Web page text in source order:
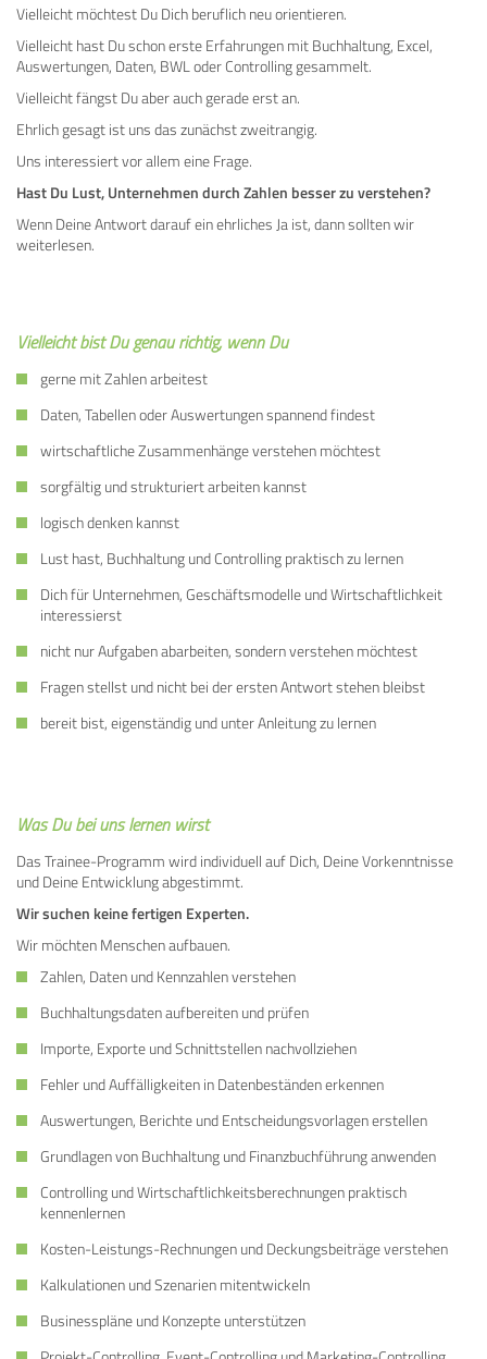
Vielleicht möchtest Du Dich beruflich neu orientieren.
Vielleicht hast Du schon erste Erfahrungen mit Buchhaltung, Excel,
Auswertungen, Daten, BWL oder Controlling gesammelt.
Vielleicht fängst Du aber auch gerade erst an.
Ehrlich gesagt ist uns das zunächst zweitrangig.
Uns interessiert vor allem eine Frage.
Hast Du Lust, Unternehmen durch Zahlen besser zu verstehen?
Wenn Deine Antwort darauf ein ehrliches Ja ist, dann sollten wir
weiterlesen.
Vielleicht bist Du genau richtig, wenn Du
gerne mit Zahlen arbeitest
Daten, Tabellen oder Auswertungen spannend findest
wirtschaftliche Zusammenhänge verstehen möchtest
sorgfältig und strukturiert arbeiten kannst
logisch denken kannst
Lust hast, Buchhaltung und Controlling praktisch zu lernen
Dich für Unternehmen, Geschäftsmodelle und Wirtschaftlichkeit
interessierst
nicht nur Aufgaben abarbeiten, sondern verstehen möchtest
Fragen stellst und nicht bei der ersten Antwort stehen bleibst
bereit bist, eigenständig und unter Anleitung zu lernen
Was Du bei uns lernen wirst
Das Trainee-Programm wird individuell auf Dich, Deine Vorkenntnisse
und Deine Entwicklung abgestimmt.
Wir suchen keine fertigen Experten.
Wir möchten Menschen aufbauen.
Zahlen, Daten und Kennzahlen verstehen
Buchhaltungsdaten aufbereiten und prüfen
Importe, Exporte und Schnittstellen nachvollziehen
Fehler und Auffälligkeiten in Datenbeständen erkennen
Auswertungen, Berichte und Entscheidungsvorlagen erstellen
Grundlagen von Buchhaltung und Finanzbuchführung anwenden
Controlling und Wirtschaftlichkeitsberechnungen praktisch
kennenlernen
Kosten-Leistungs-Rechnungen und Deckungsbeiträge verstehen
Kalkulationen und Szenarien mitentwickeln
Businesspläne und Konzepte unterstützen